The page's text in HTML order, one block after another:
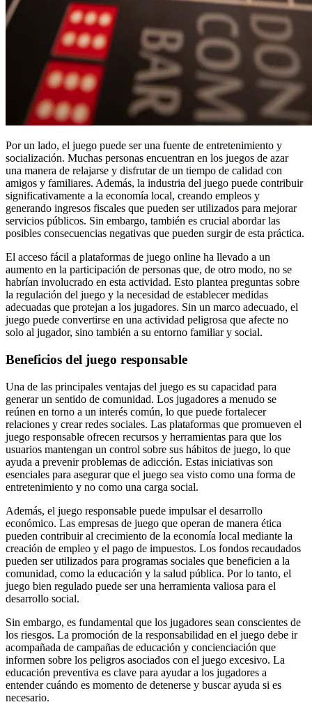
Por un lado, el juego puede ser una fuente de entretenimiento y
socialización. Muchas personas encuentran en los juegos de azar
una manera de relajarse y disfrutar de un tiempo de calidad con
amigos y familiares. Además, la industria del juego puede contribuir
significativamente a la economía local, creando empleos y
generando ingresos fiscales que pueden ser utilizados para mejorar
servicios públicos. Sin embargo, también es crucial abordar las
posibles consecuencias negativas que pueden surgir de esta práctica.
El acceso fácil a plataformas de juego online ha llevado a un
aumento en la participación de personas que, de otro modo, no se
habrían involucrado en esta actividad. Esto plantea preguntas sobre
la regulación del juego y la necesidad de establecer medidas
adecuadas que protejan a los jugadores. Sin un marco adecuado, el
juego puede convertirse en una actividad peligrosa que afecte no
solo al jugador, sino también a su entorno familiar y social.
Beneficios del juego responsable
Una de las principales ventajas del juego es su capacidad para
generar un sentido de comunidad. Los jugadores a menudo se
reúnen en torno a un interés común, lo que puede fortalecer
relaciones y crear redes sociales. Las plataformas que promueven el
juego responsable ofrecen recursos y herramientas para que los
usuarios mantengan un control sobre sus hábitos de juego, lo que
ayuda a prevenir problemas de adicción. Estas iniciativas son
esenciales para asegurar que el juego sea visto como una forma de
entretenimiento y no como una carga social.
Además, el juego responsable puede impulsar el desarrollo
económico. Las empresas de juego que operan de manera ética
pueden contribuir al crecimiento de la economía local mediante la
creación de empleo y el pago de impuestos. Los fondos recaudados
pueden ser utilizados para programas sociales que beneficien a la
comunidad, como la educación y la salud pública. Por lo tanto, el
juego bien regulado puede ser una herramienta valiosa para el
desarrollo social.
Sin embargo, es fundamental que los jugadores sean conscientes de
los riesgos. La promoción de la responsabilidad en el juego debe ir
acompañada de campañas de educación y concienciación que
informen sobre los peligros asociados con el juego excesivo. La
educación preventiva es clave para ayudar a los jugadores a
entender cuándo es momento de detenerse y buscar ayuda si es
necesario.